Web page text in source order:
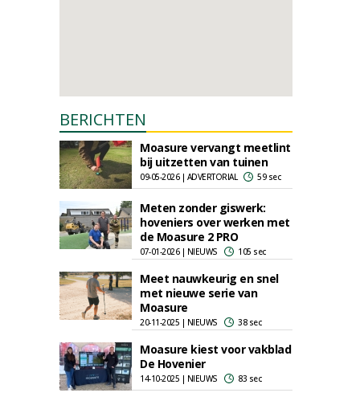
BERICHTEN
Moasure vervangt meetlint
bij uitzetten van tuinen
09-05-2026 | ADVERTORIAL 59 sec
Meten zonder giswerk:
hoveniers over werken met
de Moasure 2 PRO
07-01-2026 | NIEUWS 105 sec
Meet nauwkeurig en snel
met nieuwe serie van
Moasure
20-11-2025 | NIEUWS 38 sec
Moasure kiest voor vakblad
De Hovenier
14-10-2025 | NIEUWS 83 sec